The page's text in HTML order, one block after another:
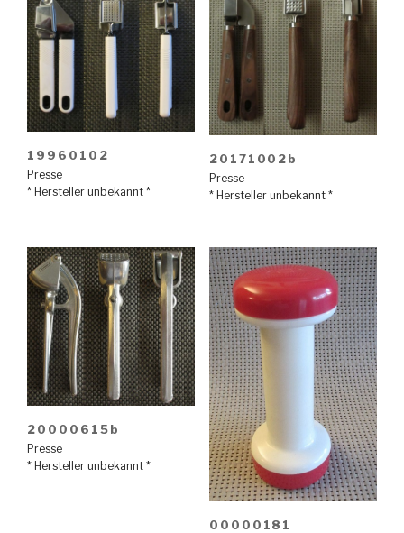
19960102
Presse
* Hersteller unbekannt *
20171002b
Presse
* Hersteller unbekannt *
20000615b
Presse
* Hersteller unbekannt *
00000181